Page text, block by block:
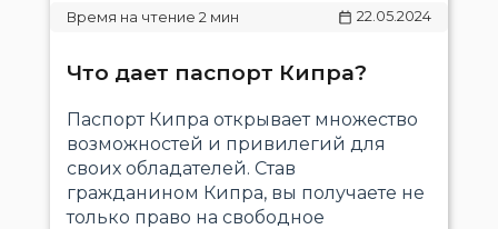
22.05.2024
Что дает паспорт Кипра?
Паспорт Кипра открывает множество
возможностей и привилегий для
своих обладателей. Став
гражданином Кипра, вы получаете не
только право на свободное